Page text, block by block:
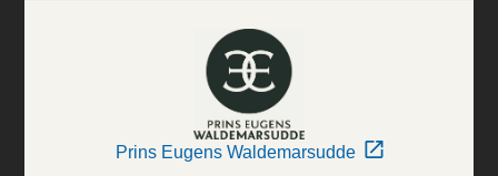
Prins Eugens Waldemarsudde